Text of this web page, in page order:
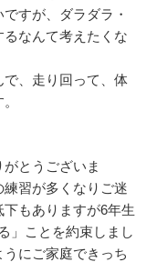
すが、ダラダラ・
なんて考えたくな
、走り回って、体
とうございま
習が多くなりご迷
もありますが6年生
」ことを約束しまし
にご家庭できっち